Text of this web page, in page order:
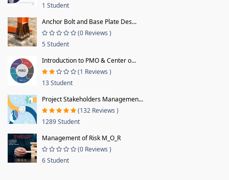
1 Student
Anchor Bolt and Base Plate Des...
(0 Reviews )
5 Student
Introduction to PMO & Center o...
(1 Reviews )
13 Student
Project Stakeholders Managemen...
(132 Reviews )
1289 Student
Management of Risk M_O_R
(0 Reviews )
6 Student